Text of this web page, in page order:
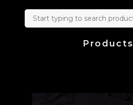
Products